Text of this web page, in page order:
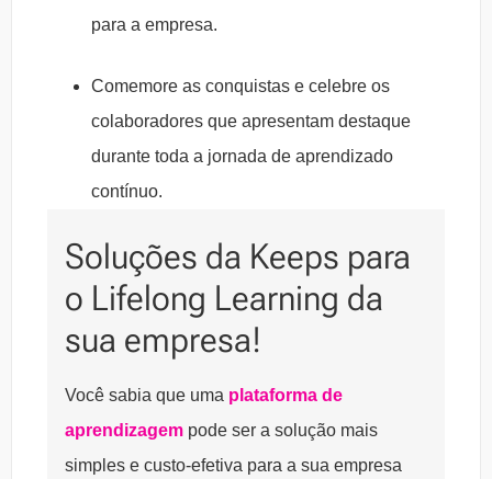
para a empresa.
Comemore as conquistas e celebre os
colaboradores que apresentam destaque
durante toda a jornada de aprendizado
contínuo.
Soluções da Keeps para
o Lifelong Learning da
sua empresa!
Você sabia que uma plataforma de
aprendizagem pode ser a solução mais
simples e custo-efetiva para a sua empresa